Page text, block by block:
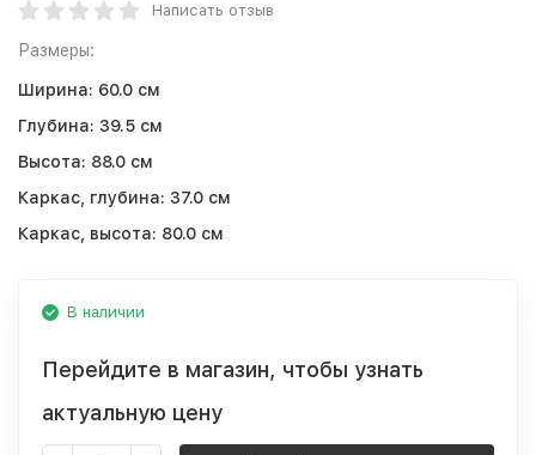
Написать отзыв
Размеры:
Ширина: 60.0 см
Глубина: 39.5 см
Высота: 88.0 см
Каркас, глубина: 37.0 см
Каркас, высота: 80.0 см
В наличии
Перейдите в магазин, чтобы узнать
актуальную цену